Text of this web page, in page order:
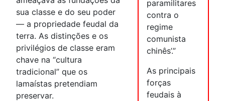
paramilitares
contra o
regime
comunista
chinês’.”
As principais
forças
feudais à
sua classe e do seu poder
— a propriedade feudal da
terra. As distinções e os
privilégios de classe eram
chave na “cultura
tradicional” que os
lamaístas pretendiam
preservar.